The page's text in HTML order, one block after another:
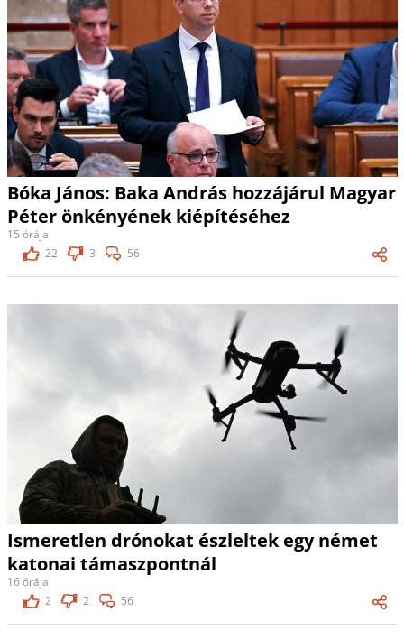
Bóka János: Baka András hozzájárul Magyar
Péter önkényének kiépítéséhez
15 órája
22
3 56
Ismeretlen drónokat észleltek egy német
katonai támaszpontnál
16 órája
2
2 56